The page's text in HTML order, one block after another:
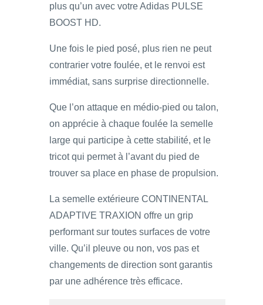
plus qu’un avec votre Adidas PULSE
BOOST HD.
Une fois le pied posé, plus rien ne peut
contrarier votre foulée, et le renvoi est
immédiat, sans surprise directionnelle.
Que l’on attaque en médio-pied ou talon,
on apprécie à chaque foulée la semelle
large qui participe à cette stabilité, et le
tricot qui permet à l’avant du pied de
trouver sa place en phase de propulsion.
La semelle extérieure CONTINENTAL
ADAPTIVE TRAXION offre un grip
performant sur toutes surfaces de votre
ville. Qu’il pleuve ou non, vos pas et
changements de direction sont garantis
par une adhérence très efficace.